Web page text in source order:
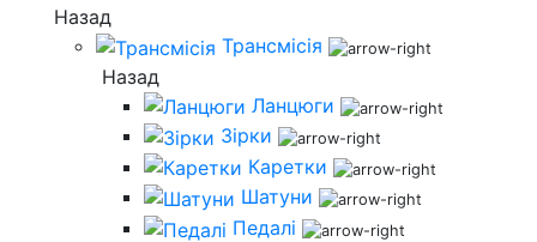
Назад
Трансмісія
Назад
Ланцюги
Зірки
Каретки
Шатуни
Педалі